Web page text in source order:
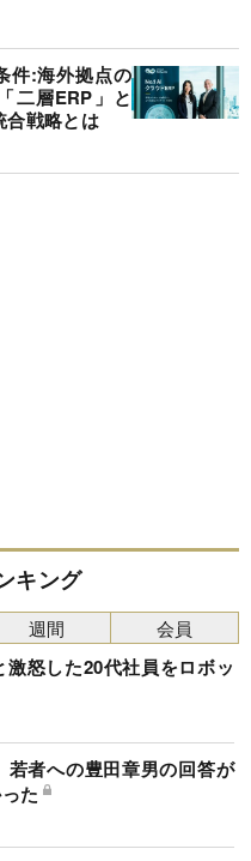
件:海外拠点の
二層ERP」と
合戦略とは
キング
怒した20代社員をロボッ
若者への豊田章男の回答が
た
週間 会員